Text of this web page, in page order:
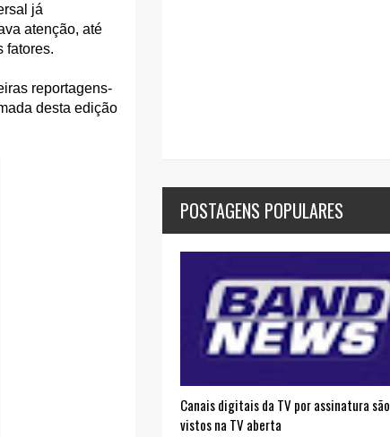
já
atenção, até
fatores.
reportagens-
desta edição
POSTAGENS POPULARES
Canais digitais da TV por assinatura são
vistos na TV aberta